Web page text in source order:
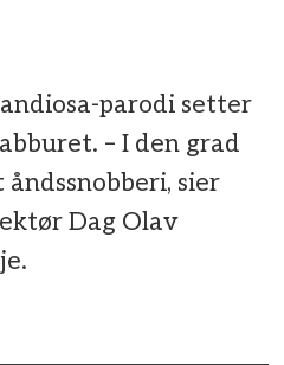
parodi setter
– I den grad
sier
Dag Olav